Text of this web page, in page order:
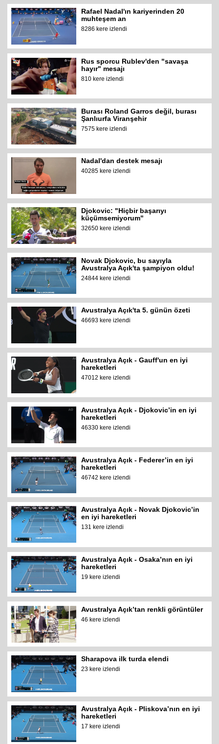
Rafael Nadal'ın kariyerinden 20
muhteşem an
8286 kere izlendi
Rus sporcu Rublev'den "savaşa
hayır" mesajı
810 kere izlendi
Burası Roland Garros değil, burası
Şanlıurfa Viranşehir
7575 kere izlendi
Nadal'dan destek mesajı
40285 kere izlendi
Djokovic: "Hiçbir başarıyı
küçümsemiyorum"
32650 kere izlendi
Novak Djokovic, bu sayıyla
Avustralya Açık'ta şampiyon oldu!
24844 kere izlendi
Avustralya Açık'ta 5. günün özeti
46693 kere izlendi
Avustralya Açık - Gauff'un en iyi
hareketleri
47012 kere izlendi
Avustralya Açık - Djokovic’in en iyi
hareketleri
46330 kere izlendi
Avustralya Açık - Federer’in en iyi
hareketleri
46742 kere izlendi
Avustralya Açık - Novak Djokovic’in
en iyi hareketleri
131 kere izlendi
Avustralya Açık - Osaka’nın en iyi
hareketleri
19 kere izlendi
Avustralya Açık’tan renkli görüntüler
46 kere izlendi
Sharapova ilk turda elendi
23 kere izlendi
Avustralya Açık - Pliskova’nın en iyi
hareketleri
17 kere izlendi